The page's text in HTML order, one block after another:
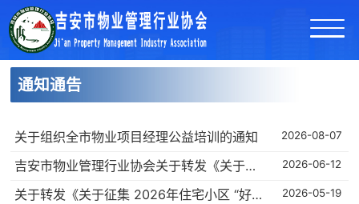
通知通告
关于组织全市物业项目经理公益培训的通知 2026-08-07
吉安市物业管理行业协会关于转发《关于举办 2026 中国国际物业管理产业博览会的通知》的通知 2026-06-12
关于转发《关于征集 2026年住宅小区 “好服务” 案例的通知》的通知 2026-05-19